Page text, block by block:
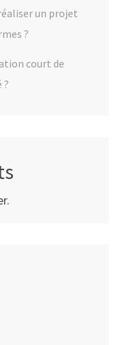
un projet
?
court de
?